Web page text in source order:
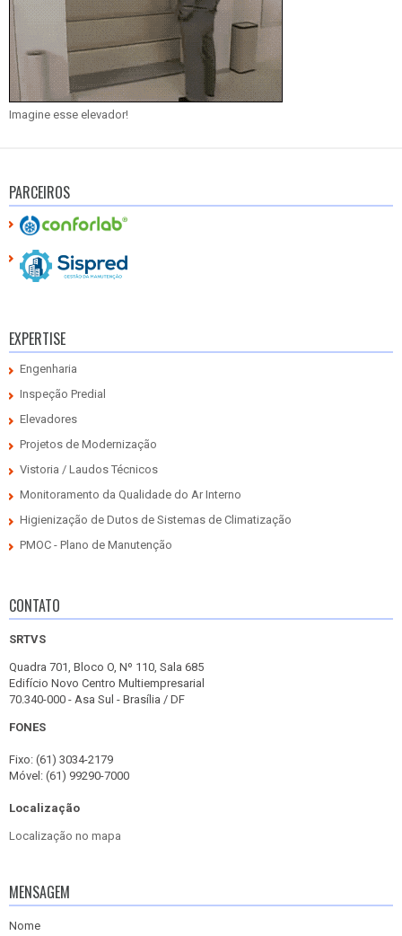
Imagine esse elevador!
PARCEIROS
EXPERTISE
Engenharia
Inspeção Predial
Elevadores
Projetos de Modernização
Vistoria / Laudos Técnicos
Monitoramento da Qualidade do Ar Interno
Higienização de Dutos de Sistemas de Climatização
PMOC - Plano de Manutenção
CONTATO
SRTVS
Quadra 701, Bloco O, Nº 110, Sala 685
Edifício Novo Centro Multiempresarial
70.340-000 - Asa Sul - Brasília / DF
FONES
Fixo: (61) 3034-2179
Móvel: (61) 99290-7000
Localização
Localização no mapa
MENSAGEM
Nome